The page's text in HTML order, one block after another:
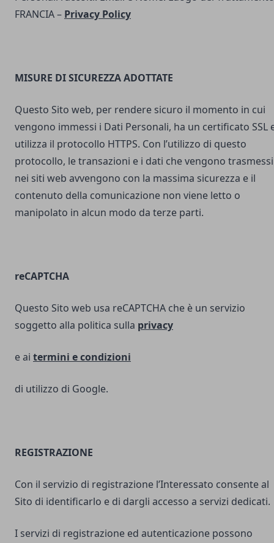
FRANCIA – Privacy Policy
MISURE DI SICUREZZA ADOTTATE
Questo Sito web, per rendere sicuro il momento in cui
vengono immessi i Dati Personali, ha un certificato SSL
utilizza il protocollo HTTPS. Con l’utilizzo di questo
protocollo, le transazioni e i dati che vengono trasmessi
nei siti web avvengono con la massima sicurezza e il
contenuto della comunicazione non viene letto o
manipolato in alcun modo da terze parti.
reCAPTCHA
Questo Sito web usa reCAPTCHA che è un servizio
soggetto alla politica sulla privacy
e ai termini econdizioni
di utilizzo di Google.
REGISTRAZIONE
Con il servizio di registrazione l’Interessato consente al
Sito di identificarlo e di dargli accesso a servizi dedicati.
I servizi di registrazione ed autenticazione possono